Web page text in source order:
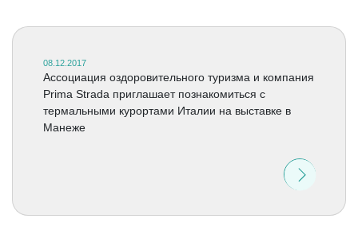
08.12.2017
Ассоциация оздоровительного туризма и компания
Prima Strada приглашает познакомиться с
термальными курортами Италии на выставке в
Манеже